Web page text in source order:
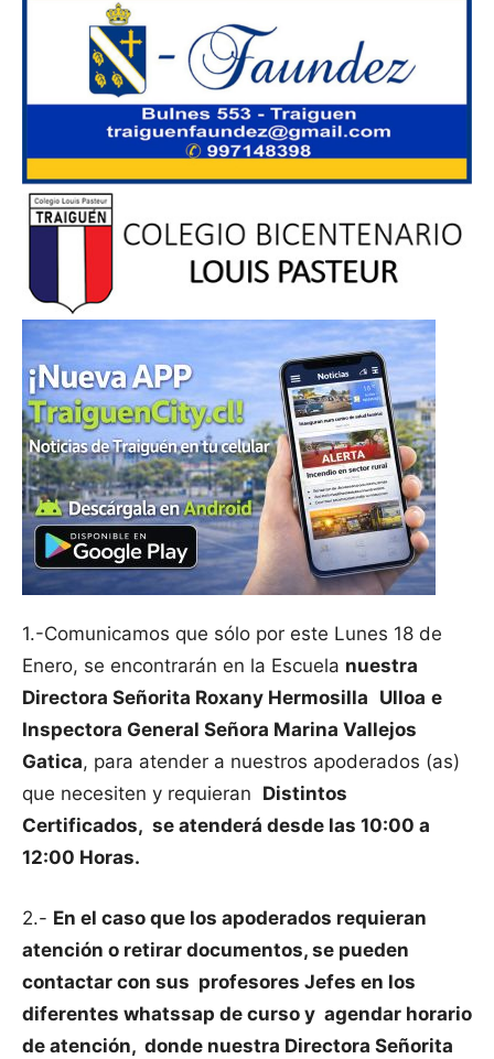
1.-Comunicamos que sólo por este Lunes 18 de
Enero, se encontrarán en la Escuela nuestra
Directora Señorita Roxany Hermosilla Ulloa e
Inspectora General Señora Marina Vallejos
Gatica, para atender a nuestros apoderados (as)
que necesiten y requieran Distintos
Certificados, se atenderá desde las 10:00 a
12:00 Horas.
2.- En el caso que los apoderados requieran
atención o retirar documentos, se pueden
contactar con sus profesores Jefes en los
diferentes whatssap de curso y agendar horario
de atención, donde nuestra Directora Señorita